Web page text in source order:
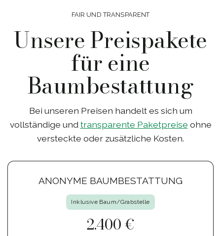
FAIR UND TRANSPARENT
Unsere Preispakete
für eine
Baumbestattung
Bei unseren Preisen handelt es sich um
vollständige und transparente Paketpreise ohne
versteckte oder zusätzliche Kosten.
ANONYME BAUMBESTATTUNG
Inklusive Baum/Grabstelle
2.400 €